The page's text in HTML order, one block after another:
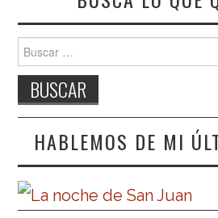
Buscar:
HABLEMOS DE MI